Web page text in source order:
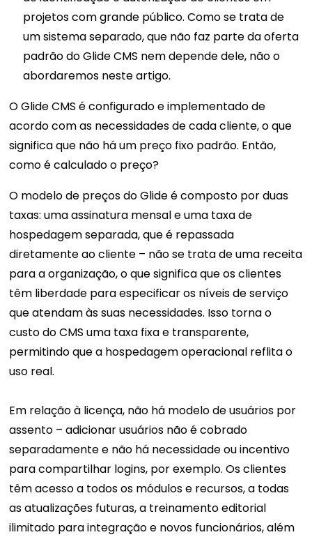
projetos com grande público. Como se trata de
um sistema separado, que não faz parte da oferta
padrão do Glide CMS nem depende dele, não o
abordaremos neste artigo.
O Glide CMS é configurado e implementado de
acordo com as necessidades de cada cliente, o que
significa que não há um preço fixo padrão. Então,
como é calculado o preço?
O modelo de preços do Glide é composto por duas
taxas: uma assinatura mensal e uma taxa de
hospedagem separada, que é repassada
diretamente ao cliente – não se trata de uma receita
para a organização, o que significa que os clientes
têm liberdade para especificar os níveis de serviço
que atendam às suas necessidades. Isso torna o
custo do CMS uma taxa fixa e transparente,
permitindo que a hospedagem operacional reflita o
uso real.
Em relação à licença, não há modelo de usuários por
assento – adicionar usuários não é cobrado
separadamente e não há necessidade ou incentivo
para compartilhar logins, por exemplo. Os clientes
têm acesso a todos os módulos e recursos, a todas
as atualizações futuras, a treinamento editorial
ilimitado para integração e novos funcionários, além